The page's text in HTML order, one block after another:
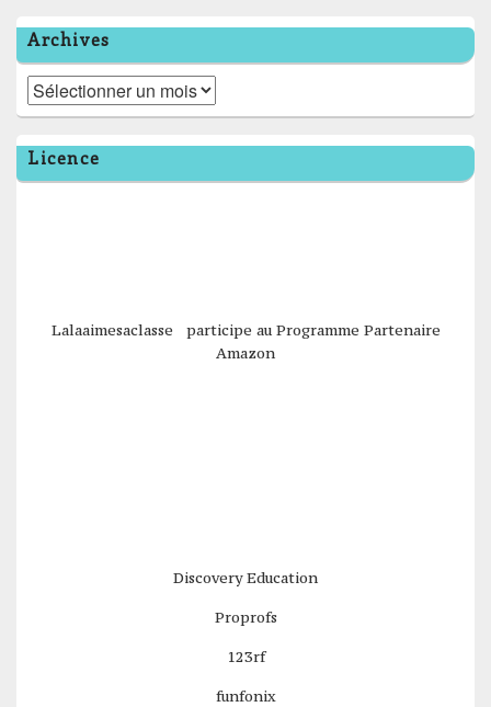
Archives
Archives
Licence
Lalaaimesaclasse participe au Programme Partenaire
Amazon
Discovery Education
Proprofs
123rf
funfonix